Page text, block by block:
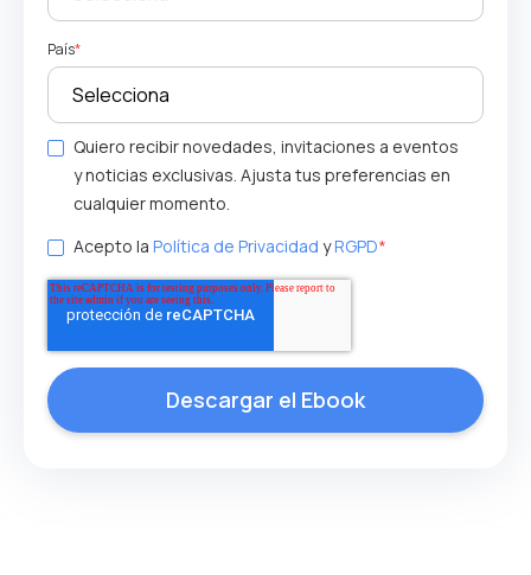
País*
Quiero recibir novedades, invitaciones a eventos
y noticias exclusivas. Ajusta tus preferencias en
cualquier momento.
Acepto la Política de Privacidad yRGPD*